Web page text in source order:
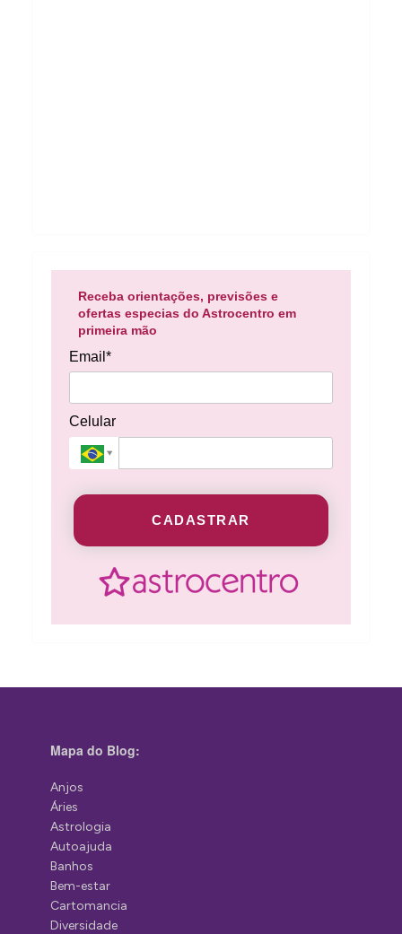
Receba orientações, previsões e
ofertas especias do Astrocentro em
primeira mão
Email*
Celular
CADASTRAR
Mapa do Blog:
Anjos
Áries
Astrologia
Autoajuda
Banhos
Bem-estar
Cartomancia
Diversidade